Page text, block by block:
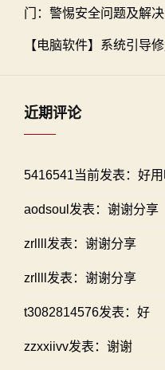
门：警惕安全问题及解决
【电脑软件】系统引导
近期评论
5416541当前发表：好
aodsoul发表：谢谢分享
zrllll发表：谢谢分享
zrllll发表：谢谢分享
t3082814576发表：好
zzxxiivv发表：谢谢